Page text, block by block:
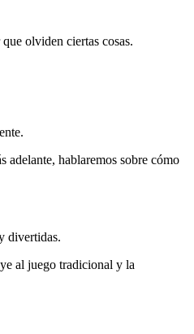
olviden ciertas cosas.
adelante, hablaremos sobre cómo
divertidas.
al juego tradicional y la